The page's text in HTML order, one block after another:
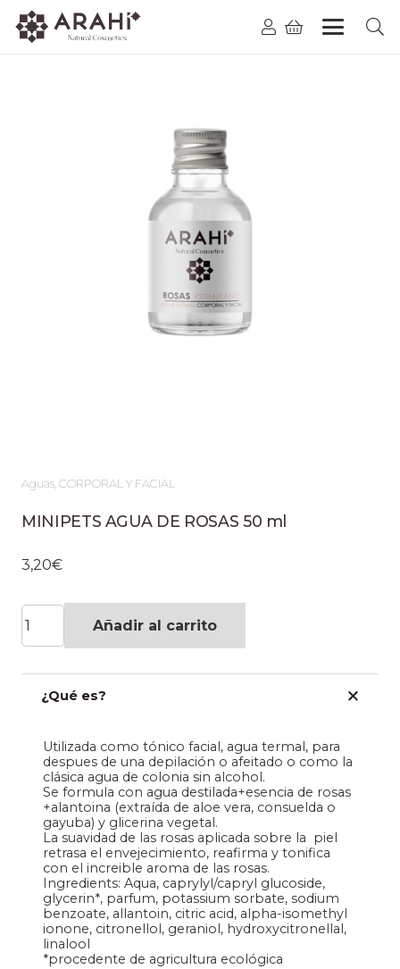
Aguas, CORPORAL Y FACIAL
MINIPETS AGUA DE ROSAS 50 ml
3,20€
MINIPETS
AGUA
DE
ROSAS
cantidad
Añadir al carrito
¿Qué es?
Utilizada como tónico facial, agua termal, para
despues de una depilación o afeitado o como la
clásica agua de colonia sin alcohol.
Se formula con agua destilada+esencia de rosas
+alantoina (extraída de aloe vera, consuelda o
gayuba) y glicerina vegetal.
La suavidad de las rosas aplicada sobre la piel
retrasa el envejecimiento, reafirma y tonifica
con el increible aroma de las rosas.
Ingredients: Aqua, caprylyl/capryl glucoside,
glycerin*, parfum, potassium sorbate, sodium
benzoate, allantoin, citric acid, alpha-isomethyl
ionone, citronellol, geraniol, hydroxycitronellal,
linalool
*procedente de agricultura ecológica